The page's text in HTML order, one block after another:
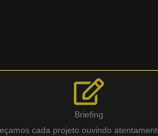
Briefing
cada projeto ouvindo